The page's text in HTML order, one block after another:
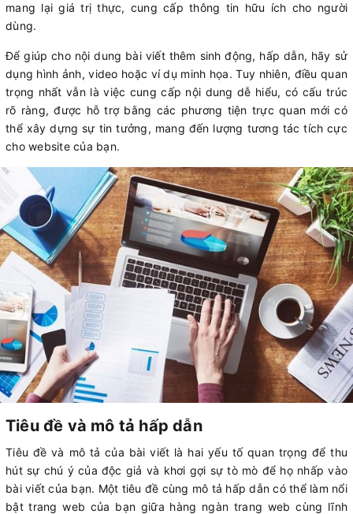
mang lại giá trị thực, cung cấp thông tin hữu ích cho người
dùng.
Để giúp cho nội dung bài viết thêm sinh động, hấp dẫn, hãy sử
dụng hình ảnh, video hoặc ví dụ minh họa. Tuy nhiên, điều quan
trọng nhất vẫn là việc cung cấp nội dung dễ hiểu, có cấu trúc
rõ ràng, được hỗ trợ bằng các phương tiện trực quan mới có
thể xây dựng sự tin tưởng, mang đến lượng tương tác tích cực
cho website của bạn.
Tiêu đề và mô tả hấp dẫn
Tiêu đề và mô tả của bài viết là hai yếu tố quan trọng để thu
hút sự chú ý của độc giả và khơi gợi sự tò mò để họ nhấp vào
bài viết của bạn. Một tiêu đề cùng mô tả hấp dẫn có thể làm nổi
bật trang web của bạn giữa hàng ngàn trang web cùng lĩnh